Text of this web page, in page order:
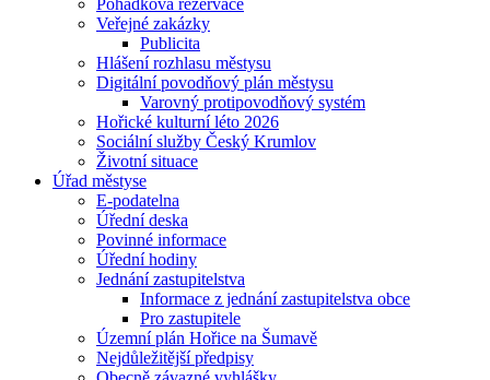
Pohádková rezervace
Veřejné zakázky
Publicita
Hlášení rozhlasu městysu
Digitální povodňový plán městysu
Varovný protipovodňový systém
Hořické kulturní léto 2026
Sociální služby Český Krumlov
Životní situace
Úřad městyse
E-podatelna
Úřední deska
Povinné informace
Úřední hodiny
Jednání zastupitelstva
Informace z jednání zastupitelstva obce
Pro zastupitele
Územní plán Hořice na Šumavě
Nejdůležitější předpisy